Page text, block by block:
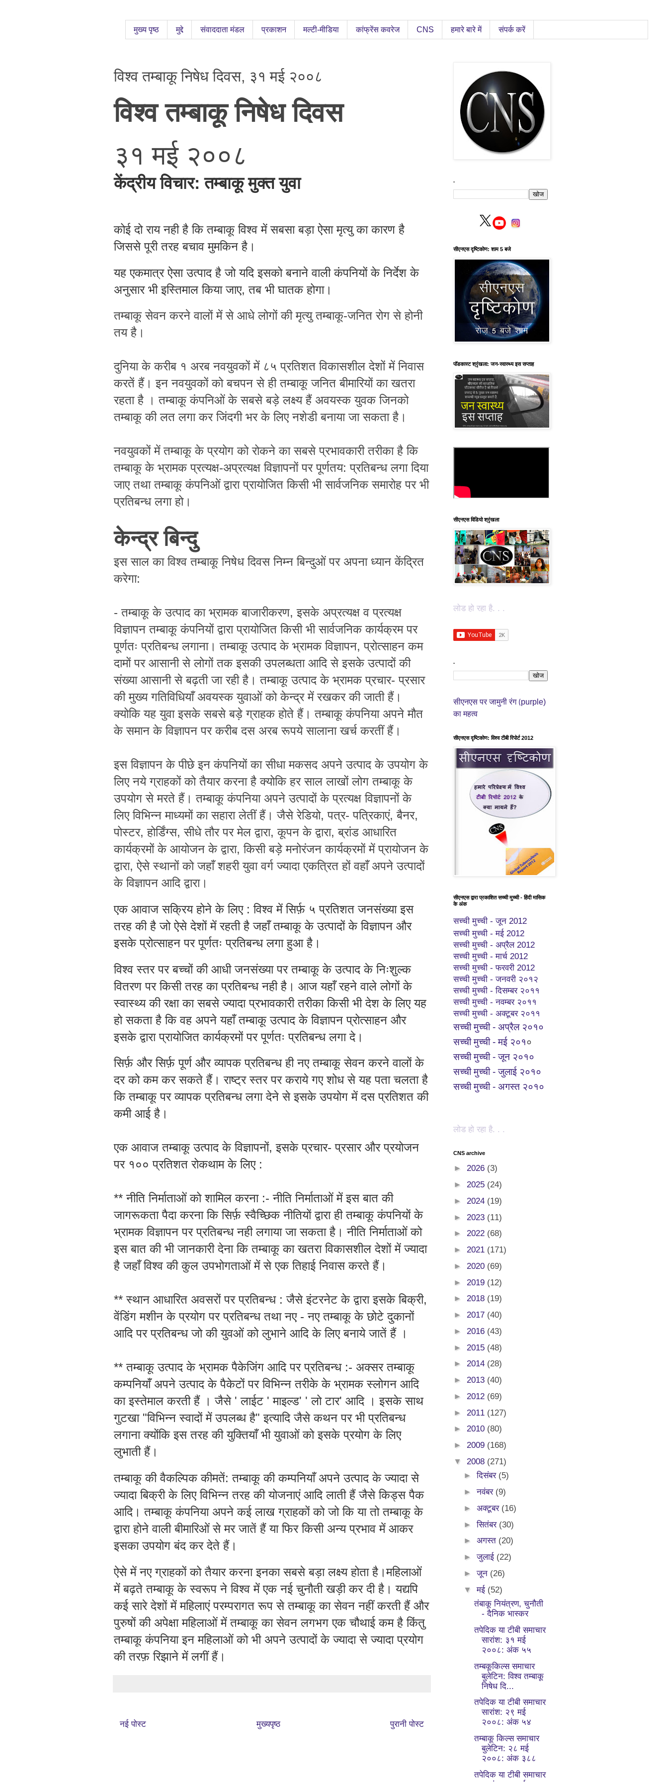
मुख्य पृष्ठ मुद्दे संवाददाता मंडल प्रकाशन मल्टी-मीडिया कांफ्रेंस कवरेज CNS हमारे बारे में संपर्क करें
विश्व तम्बाकू निषेध दिवस, ३१ मई २००८
विश्व तम्बाकू निषेध दिवस
३१ मई २००८
केंद्रीय विचार: तम्बाकू मुक्त युवा
कोई दो राय नही है कि तम्बाकू विश्व में सबसा बड़ा ऐसा मृत्यु का कारण है
जिससे पूरी तरह बचाव मुमकिन है।
यह एकमात्र ऐसा उत्पाद है जो यदि इसको बनाने वाली कंपनियों के निर्देश के
अनुसार भी इस्तिमाल किया जाए, तब भी घातक होगा।
तम्बाकू सेवन करने वालों में से आधे लोगों की मृत्यु तम्बाकू-जनित रोग से होनी
तय है।
दुनिया के करीब १ अरब नवयुवकों में ८५ प्रतिशत विकासशील देशों में निवास
करतें हैं। इन नवयुवकों को बचपन से ही तम्बाकू जनित बीमारियों का खतरा
रहता है ।तम्बाकू कंपनिओं के सबसे बड़े लक्ष्य हैं अवयस्क युवक जिनको
तम्बाकू की लत लगा कर जिंदगी भर के लिए नशेडी बनाया जा सकता है।
नवयुवकों में तम्बाकू के प्रयोग को रोकने का सबसे प्रभावकारी तरीका है कि
तम्बाकू के भ्रामक प्रत्यक्ष-अप्रत्यक्ष विज्ञापनों पर पूर्णतय: प्रतिबन्ध लगा दिया
जाए तथा तम्बाकू कंपनिओं द्वारा प्रायोजित किसी भी सार्वजनिक समारोह पर भी
प्रतिबन्ध लगा हो।
केन्द्र बिन्दु
इस साल का विश्व तम्बाकू निषेध दिवस निम्न बिन्दुओं पर अपना ध्यान केंद्रित
करेगा:
- तम्बाकू के उत्पाद का भ्रामक बाजारीकरण, इसके अप्रत्यक्ष व प्रत्यक्ष
विज्ञापन तम्बाकू कंपनियों द्वारा प्रायोजित किसी भी सार्वजनिक कार्यक्रम पर
पूर्णतः प्रतिबन्ध लगाना। तम्बाकू उत्पाद के भ्रामक विज्ञापन, प्रोत्साहन कम
दामों पर आसानी से लोगों तक इसकी उपलब्धता आदि से इसके उत्पादों की
संख्या आसानी से बढ़ती जा रही है। तम्बाकू उत्पाद के भ्रामक प्रचार- प्रसार
की मुख्य गतिविधियाँ अवयस्क युवाओं को केन्द्र में रखकर की जाती हैं।
क्योकि यह युवा इसके सबसे बड़े ग्राहक होते हैं। तम्बाकू कंपनिया अपने मौत
के समान के विज्ञापन परकरीब दस अरब रूपये सालाना खर्च करतीं हैं।
इस विज्ञापन के पीछे इन कंपनियों का सीधा मकसद अपने उत्पाद के उपयोग के
लिए नये ग्राहकों को तैयार करना है क्योकि हर साल लाखों लोग तम्बाकू के
उपयोग से मरते हैं। तम्बाकू कंपनिया अपने उत्पादों के प्रत्यक्ष विज्ञापनों के
लिए विभिन्न माध्यमों का सहारा लेतीं हैं। जैसे रेडियो, पत्र- पत्रिकाएं, बैनर,
पोस्टर, होर्डिंग्स, सीधे तौर पर मेल द्वारा, कूपन के द्वारा, ब्रांड आधारित
कार्यक्रमों के आयोजन के द्वारा, किसी बड़े मनोरंजन कार्यक्रमों में प्रायोजन के
द्वारा, ऐसे स्थानों को जहाँ शहरी युवा वर्ग ज्यादा एकत्रित हों वहाँ अपने उत्पादों
के विज्ञापन आदि द्वारा।
एक आवाज सक्रिय होने के लिए : विश्व में सिर्फ़ ५ प्रतिशत जनसंख्या इस
तरह की है जो ऐसे देशों में रहती है जहाँ तम्बाकू के उत्पादों के विज्ञापन और
इसके प्रोत्साहन पर पूर्णतः प्रतिबन्ध लगा हुआ है।
विश्व स्तर पर बच्चों की आधी जनसंख्या पर तम्बाकू के उत्पाद के निःशुल्क
वितरण पर किसी तरह का प्रतिबन्ध नही है। आज यहाँ रहने वाले लोगों के
स्वास्थ्य की रक्षा का सबसे ज्यादा प्रभावकारी तरीका किसी भी देश के लिए यह
हो सकता है कि वह अपने यहाँ तम्बाकू उत्पाद के विज्ञापन प्रोत्साहन और
इसके द्वारा प्रायोजित कार्यक्रमों पर पूर्णतः प्रतिबन्ध लगा दे।
सिर्फ़ और सिर्फ़ पूर्ण और व्यापक प्रतिबन्ध ही नए तम्बाकू सेवन करने वालों के
दर को कम कर सकते हैं। राष्ट्र स्तर पर कराये गए शोध से यह पता चलता है
कि तम्बाकू पर व्यापक प्रतिबन्ध लगा देने से इसके उपयोग मेंदस प्रतिशत की
कमी आई है।
एक आवाज तम्बाकू उत्पाद के विज्ञापनों, इसके प्रचार- प्रसार और प्रयोजन
पर १०० प्रतिशत रोकथाम के लिए :
** नीति निर्माताओं को शामिल करना :-नीतिनिर्माताओं में इस बात की
जागरूकता पैदा करना कि सिर्फ़ स्वैच्छिक नीतियों द्वारा ही तम्बाकू कंपनियों के
भ्रामक विज्ञापन पर प्रतिबन्ध नही लगाया जा सकता है।नीतिनिर्माताओं को
इस बात की भी जानकारी देना कि तम्बाकू का खतरा विकासशील देशों में ज्यादा
है जहाँ विश्व की कुल उपभोगताओं में से एक तिहाई निवास करते हैं।
** स्थान आधारित अवसरों पर प्रतिबन्ध : जैसे इंटरनेट के द्वारा इसके बिक्री,
वेंडिंग मशीन के प्रयोग पर प्रतिबन्ध तथा नए - नए तम्बाकू के छोटे दुकानों
आदि पर प्रतिबन्ध जो की युवओं को लुभाने आदि के लिए बनाये जातें हैं ।
** तम्बाकू उत्पाद के भ्रामक पैकेजिंग आदि पर प्रतिबन्ध :- अक्सर तम्बाकू
कम्पनियाँ अपने उत्पाद के पैकेटों पर विभिन्न तरीके के भ्रामक स्लोगन आदि
का इस्तेमाल करती हैं । जैसे ' लाईट ' माइल्ड' ' लो टार' आदि । इसके साथ
गुटखा "विभिन्न स्वादों में उपलब्ध है" इत्यादि जैसे कथन पर भी प्रतिबन्ध
लगाना क्योंकि इस तरह की युक्तियाँ भी युवाओं को इसके प्रयोग के लिए
लुभाती हैं।
तम्बाकू की वैकल्पिक कीमतें: तम्बाकू की कम्पनियाँ अपने उत्पाद के ज्यादा से
ज्यादा बिक्री के लिए विभिन्न तरह की योजनाएं आदि लाती हैं जैसे किड्स पैक
आदि। तम्बाकू कंपनिया अपने कई लाख ग्राहकों को जो कि या तो तम्बाकू के
द्वारा होने वाली बीमारिओं से मर जातें हैं या फिर किसी अन्य प्रभाव में आकर
इसका उपयोग बंद कर देते हैं।
ऐसे में नए ग्राहकों को तैयार करना इनका सबसे बड़ा लक्ष्य होता है।महिलाओं
में बढ़ते तम्बाकू के स्वरूप ने विश्व में एक नई चुनौती खड़ी कर दी है। यद्यपि
कई सारे देशों में महिलाएं परम्परागत रूप से तम्बाकू का सेवन नहीं करती हैं और
पुरुषों की अपेक्षा महिलाओं में तम्बाकू का सेवन लगभग एक चौथाई कम है किंतु
तम्बाकू कंपनिया इन महिलाओं को भी अपने उत्पादों के ज्यादा से ज्यादा प्रयोग
की तरफ़ रिझाने में लगीं हैं।
नई पोस्ट पुरानी पोस्ट
मुख्यपृष्ठ
.
सीएनएस दृष्टिकोण: शाम 5 बजे
पॉडकास्ट श्रृंखला: जन-स्वास्थ्य इस सप्ताह
सीएनएस विडियो श्रृंखला
लोड हो रहा है. . .
.
सीएनएस पर जामुनी रंग (purple)
का महत्व
सीएनएस दृष्टिकोण: विश्व टीबी रिपोर्ट 2012
सीएनएस द्वारा प्रकाशित सच्ची मुच्ची - हिंदी मासिक
के अंक
सच्ची मुच्ची - जून 2012
सच्ची मुच्ची - मई 2012
सच्ची मुच्ची - अप्रैल 2012
सच्ची मुच्ची - मार्च 2012
सच्ची मुच्ची - फरवरी 2012
सच्ची मुच्ची - जनवरी २०१२
सच्ची मुच्ची - दिसम्बर २०११
सच्ची मुच्ची - नवम्बर २०११
सच्ची मुच्ची - अक्टूबर २०११
सच्ची मुच्ची - अप्रैल २०१०
सच्ची मुच्ची - मई २०१०
सच्ची मुच्ची - जून २०१०
सच्ची मुच्ची - जुलाई २०१०
सच्ची मुच्ची - अगस्त २०१०
लोड हो रहा है. . .
CNS archive
► 2026 (3)
► 2025 (24)
► 2024 (19)
► 2023 (11)
► 2022 (68)
► 2021 (171)
► 2020 (69)
► 2019 (12)
► 2018 (19)
► 2017 (40)
► 2016 (43)
► 2015 (48)
► 2014 (28)
► 2013 (40)
► 2012 (69)
► 2011 (127)
► 2010 (80)
► 2009 (168)
▼ 2008 (271)
►दिसंबर (5)
►नवंबर (9)
►अक्टूबर (16)
►सितंबर (30)
►अगस्त (20)
►जुलाई (22)
►जून (26)
▼मई (52)
तंबाकू नियंत्रण, चुनौती
- दैनिक भास्कर
तपेदिक या टीबी समाचार
सारांश: ३१ मई
२००८: अंक ५५
तम्बकूकिल्स समाचार
बुलेटिन: विश्व तम्बाकू
निषेध दि...
तपेदिक या टीबी समाचार
सारांश: २९ मई
२००८: अंक ५४
तम्बाकू किल्स समाचार
बुलेटिन: २८ मई
२००८: अंक ३८८
तपेदिक या टीबी समाचार